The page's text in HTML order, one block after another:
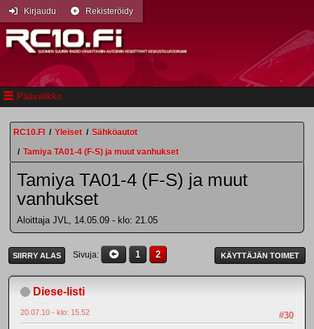
Päävalikko
Kirjaudu Rekisteröidy
RC10.FI / Yleiset / Sähköautot
/ Tamiya TA01-4 (F-S) ja muut vanhukset
Tamiya TA01-4 (F-S) ja muut
vanhukset
Aloittaja JVL, 14.05.09 - klo: 21.05
SIIRRY ALAS Sivuja 1 2 KÄYTTÄJÄN TOIMET
Diese-listi
#30
20.07.10 - klo: 15.52